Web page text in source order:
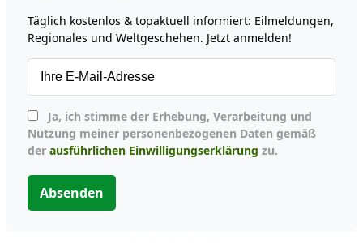
Täglich kostenlos & topaktuell informiert: Eilmeldungen,
Regionales und Weltgeschehen. Jetzt anmelden!
Nutzung meiner personenbezogenen Daten gemäß
der ausführlichen Einwilligungserklärung zu.
Absenden